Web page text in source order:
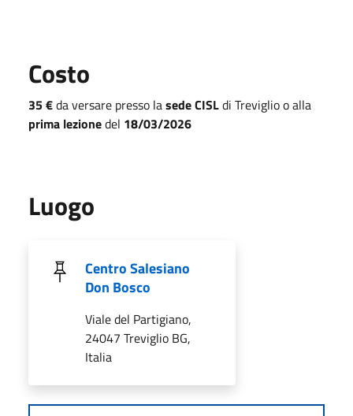
Costo
35 €da versare presso lasede CISLdi Treviglio o alla
prima lezionedel 18/03/2026
Luogo
Centro Salesiano
Don Bosco
Viale del Partigiano,
24047 Treviglio BG,
Italia